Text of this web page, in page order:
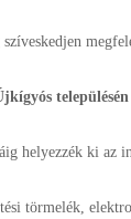
helyezzék ki az
törmelék,